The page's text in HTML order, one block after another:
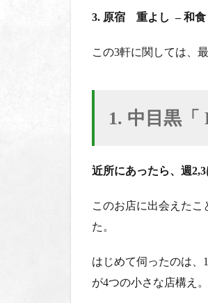
すめ
ュー
オー
ダ
シェ
製の
手打
スタ
3. 原宿 重よし –和食
この3軒に関しては、
1. 中目黒「
近所にあったら、週2,3
このお店に出会えた
た。
はじめて伺ったのは、
が4つの小さな店構え。